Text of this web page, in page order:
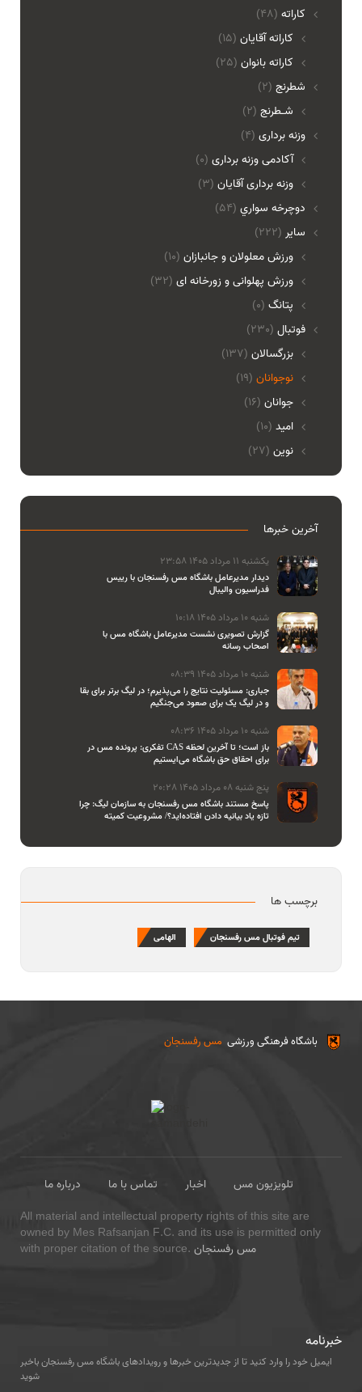
(48) کاراته
کاراته آقایان (15)
کاراته بانوان (25)
(2) شطرنج
شـطرنج (2)
(4) وزنه برداری
آکادمی وزنه برداری (0)
وزنه برداری آقایان (3)
(54) دوچرخه سواري
(222) ساير
ورزش معلولان و جانبازان (10)
ورزش پهلوانی و زورخانه ای (32)
پتانگ (0)
(230) فوتبال
بزرگسالان (137)
نوجوانان (19)
جوانان (16)
امید (10)
نوین (27)
آخرین خبرها
یکشنبه 11 مرداد 1405 23:58
دیدار مدیرعامل باشگاه مس رفسنجان با رییس
فدراسیون والیبال
شنبه 10 مرداد 1405 10:18
گزارش تصویری نشست مدیرعامل باشگاه مس با
اصحاب رسانه
شنبه 10 مرداد 1405 08:39
جباری: مسئولیت نتایج را می‌پذیرم؛ در لیگ برتر برای بقا
و در لیگ یک برای صعود می‌جنگیم
شنبه 10 مرداد 1405 08:36
تفکری: پرونده مس در CAS باز است؛ تا آخرین لحظه
برای احقاق حق باشگاه می‌ایستیم
پنج شنبه 08 مرداد 1405 20:28
پاسخ مستند باشگاه مس رفسنجان به سازمان لیگ: چرا
تازه یاد بیانیه دادن افتاده‌اید؟/ مشروعیت کمیته
برچسب ها
تیم فوتبال مس رفسنجان الهامی
مس رفسنجان باشگاه فرهنگی ورزشی
درباره ما تماس با ما اخبار
تلویزیون مس
All material and intellectual property rights of this site are
owned by Mes Rafsanjan F.C. and its use is permitted only
with proper citation of the source. مس رفسنجان
خبرنامه
ایمیل خود را وارد کنید تا از جدیدترین خبرها و رویدادهای باشگاه مس رفسنجان باخبر
شوید